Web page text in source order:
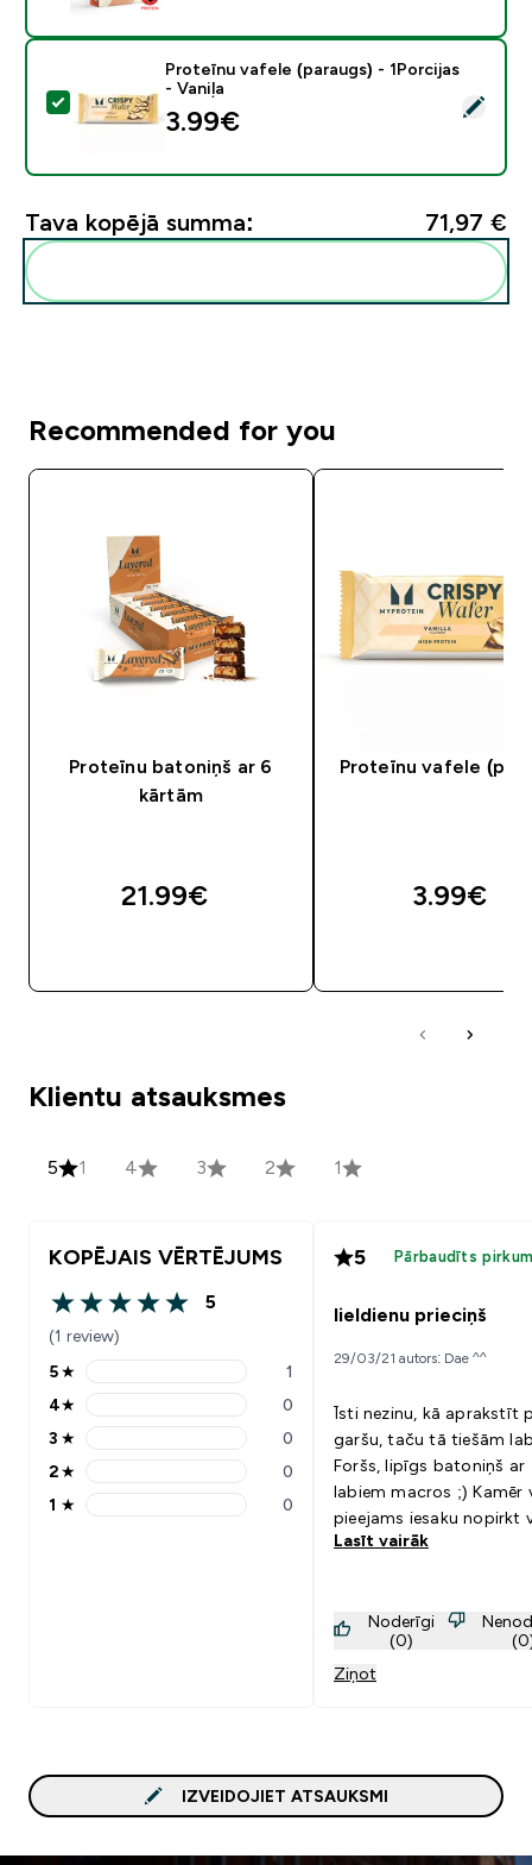
Atlasīt šo produktu - Proteīnu vafele (paraugs) -
Proteīnu vafele (paraugs) - 1Porcijas
- Vaniļa
3.99€‎
Tava kopējā summa: 71,97 €‎
Recommended for you
Proteīnu batoniņš ar 6
kārtām
21.99€‎
Proteīnu vafele
3.99€‎
Klientu atsauksmes
5 1 4 3 2 1
KOPĒJAIS VĒRTĒJUMS
5 out of 5 stars
5
(1 review)
5 stars rating 1 reviews
5★ 1
4 stars rating 0 reviews
4★ 0
3 stars rating 0 reviews
3 ★ 0
2 stars rating 0 reviews
2★ 0
1 stars rating 0 reviews
1 ★ 0
5 Pārbaudīts
lieldienu prieciņš
29/03/21 autors: Dae ^^
Īsti nezinu, kā aprakstīt
garšu, taču tā tiešām
Foršs, lipīgs batoniņš ar
labiem macros ;) Kamēr
pieejams iesaku nopirkt
kasti, jo ir tā vērts! Labi
Lasīt vairāk
Noderīgi
(0)
Ziņot
IZVEIDOJIET ATSAUKSMI